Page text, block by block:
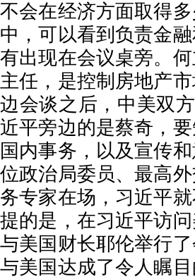
不会在经济方面取得
中，可以看到负责金
有出现在会议桌旁。
主任，是控制房地产
边会谈之后，中美双
近平旁边的是蔡奇，
国内事务，以及宣传
位政治局委员、最高
务专家在场，习近平
提的是，在习近平访
与美国财长耶伦举行
与美国达成了令人瞩